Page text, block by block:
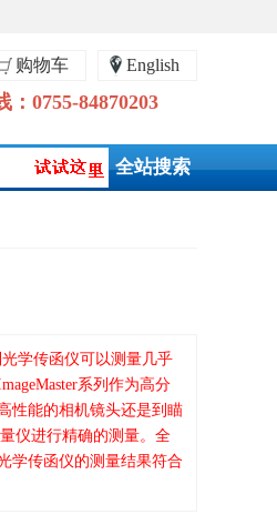
English
购物车
：0755-84870203
学传函仪可以测量几乎
系列作为高分
性能的相机镜头还是到瞄
仪进行精确的测量。全
学传函仪的测量结果符合